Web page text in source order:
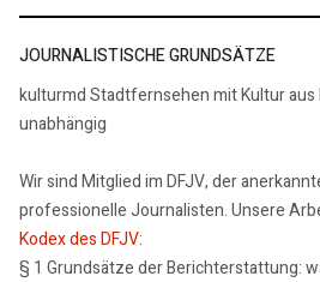
JOURNALISTISCHE GRUNDSÄTZE
kulturmd Stadtfernsehen mit Kultur
unabhängig
Wir sind Mitglied im DFJV, der
professionelle Journalisten. Unsere
Kodex des DFJV:
§ 1 Grundsätze der Berichterstattung: